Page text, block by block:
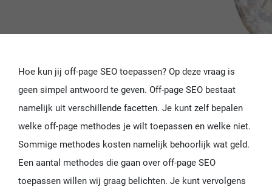
Hoe kun jij off-page SEO toepassen? Op deze vraag is
geen simpel antwoord te geven. Off-page SEO bestaat
namelijk uit verschillende facetten. Je kunt zelf bepalen
welke off-page methodes je wilt toepassen en welke niet.
Sommige methodes kosten namelijk behoorlijk wat geld.
Een aantal methodes die gaan over off-page SEO
toepassen willen wij graag belichten. Je kunt vervolgens